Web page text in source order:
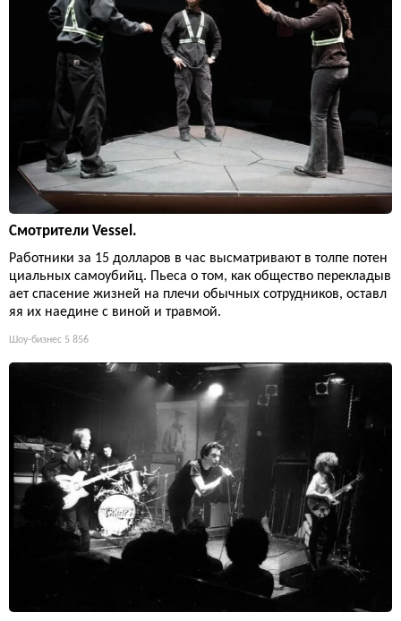
Смотрители Vessel.
Работники за 15 долларов в час высматривают в толпе потен
циальных самоубийц. Пьеса о том, как общество перекладыв
ает спасение жизней на плечи обычных сотрудников, оставл
яя их наедине с виной и травмой.
Шоу-бизнес 5 856